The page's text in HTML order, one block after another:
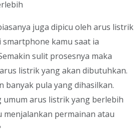
juga dipicu oleh arus listrik
kamu saat ia
sulit prosesnya maka
listrik yang akan dibutuhkan.
banyak pula yang dihasilkan.
umum arus listrik yang berlebih
menjalankan permainan atau